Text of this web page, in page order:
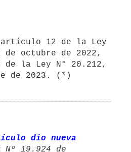
de octubre de 2022,
la Ley N° 20.212,
dio nueva
Nº 19.924 de